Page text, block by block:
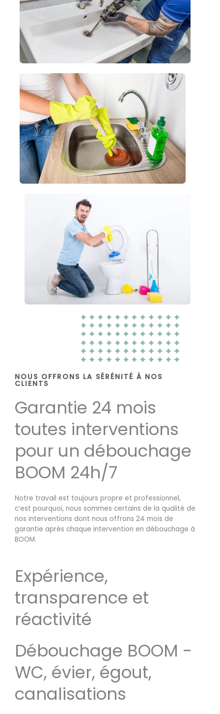
NOUS OFFRONS LA SÉRÉNITÉ À NOS
CLIENTS
Garantie 24 mois
toutes interventions
pour un débouchage
BOOM 24h/7
Notre travail est toujours propre et professionnel,
c’est pourquoi, nous sommes certains de la qualité de
nos interventions dont nous offrons 24 mois de
garantie après chaque intervention en débouchage à
BOOM.
Expérience,
transparence et
réactivité
Débouchage BOOM -
WC, évier, égout,
canalisations